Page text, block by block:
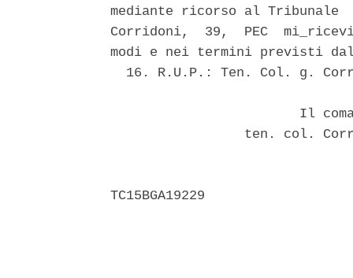
mediante ricorso al Tribunale
Corridoni,  39,  PEC
modi e nei termini previsti
16. R.U.P.: Ten. Col. g.
Il
ten. col.